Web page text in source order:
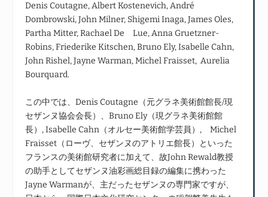
Denis Coutagne, Albert Kostenevich, André
Dombrowski, John Milner, Shigemi Inaga, James Oles,
Partha Mitter, Rachael De Lue, Anna Gruetzner-
Robins, Friederike Kitschen, Bruno Ely, Isabelle Cahn,
John Rishel, Jayne Warman, Michel Fraisset, Aurelia
Bourquard.
この中では、Denis Coutagne（元グラネ美術館館長/現
セザンヌ協会会長）、Bruno Ely（現グラネ美術館館
長）, Isabelle Cahn（オルセー美術館学芸員）, Michel
Fraisset（ローヴ、セザンヌのアトリエ館長）といった
フランスの美術館研究者に加えて、故John Rewald教授
の助手としてセザンヌ油彩画総目録の編集に携わった
Jayne Warmanが、主だったセザンヌの専門家ですが、